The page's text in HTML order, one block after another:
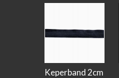
meter
Keperband 2cm